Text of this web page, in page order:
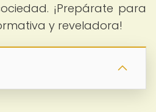
¡Prepárate para
y reveladora!